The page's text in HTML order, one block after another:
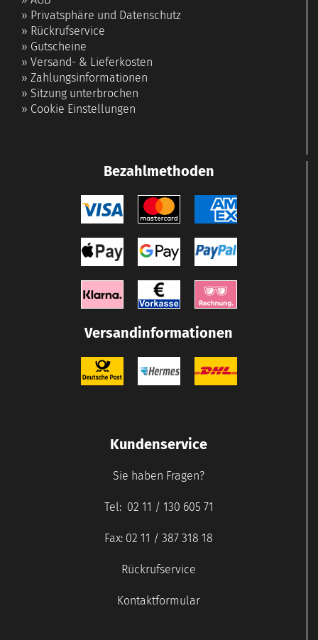
» Privatsphäre und Datenschutz
» Rückrufservice
» Gutscheine
» Versand- & Lieferkosten
» Zahlungsinformationen
» Sitzung unterbrochen
» Cookie Einstellungen
Bezahlmethoden
Versandinformationen
Kundenservice
Sie haben Fragen?
Tel: 02 11 / 130 605 71
Fax: 02 11 / 387 318 18
Rückrufservice
Kontaktformular